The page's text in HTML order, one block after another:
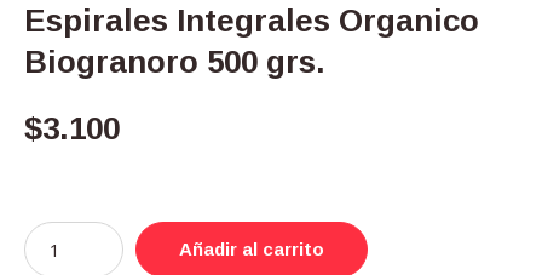
Espirales Integrales Organico
Biogranoro 500 grs.
$3.100
Añadir al carrito